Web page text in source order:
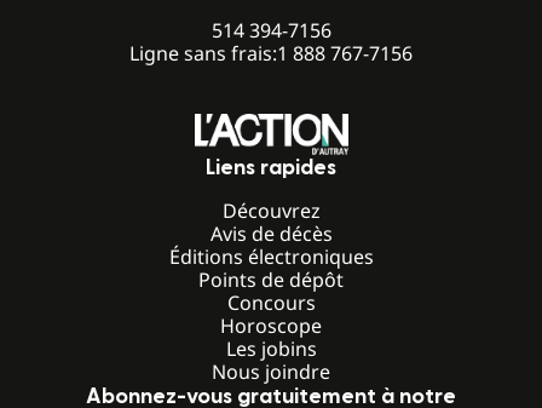
514 394-7156
Ligne sans frais:1 888 767-7156
Liens rapides
Découvrez
Avis de décès
Éditions électroniques
Points de dépôt
Concours
Horoscope
Les jobins
Nous joindre
Abonnez-vous gratuitement à notre